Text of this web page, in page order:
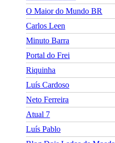
O Maior do Mundo BR
Carlos Leen
Minuto Barra
Portal do Frei
Riquinha
Luís Cardoso
Neto Ferreira
Atual 7
Luís Pablo